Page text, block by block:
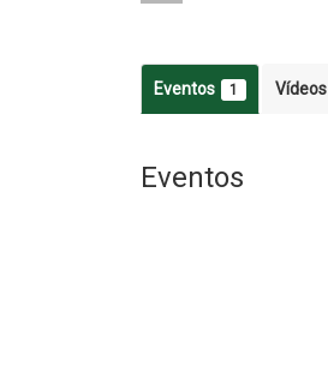
Eventos 1 Vídeos
Eventos